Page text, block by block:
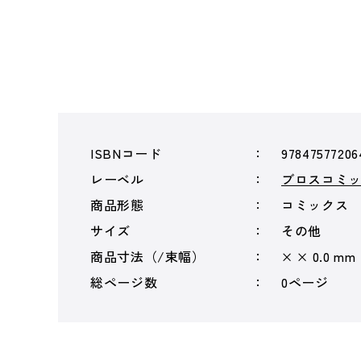
ISBNコード
レーベル
ブロスコミ
商品形態
コミックス
サイズ
その他
商品寸法（/束幅）
× × 0.0 mm
総ページ数
0ページ